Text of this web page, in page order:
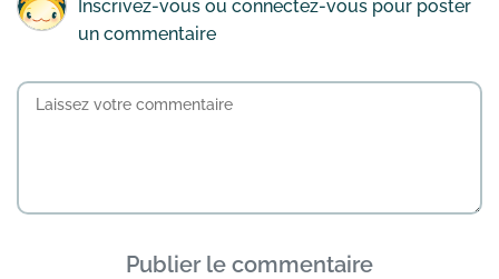
Inscrivez-vous ou connectez-vous pour poster
un commentaire
Publier le commentaire